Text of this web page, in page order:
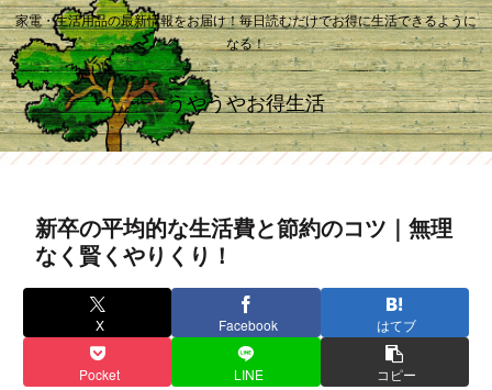
家電・生活用品の最新情報をお届け！毎日読むだけでお得に生活できるように
なる！
うやうやお得生活
新卒の平均的な生活費と節約のコツ｜無理
なく賢くやりくり！
X Facebook はてブ
Pocket LINE コピー